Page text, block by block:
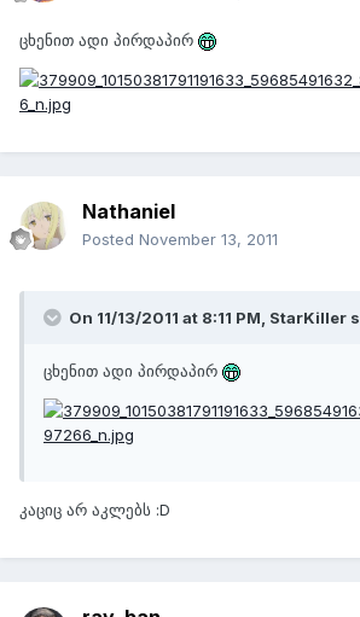
ცხენით ადი პირდაპირ
Nathaniel
Posted November 13, 2011
On 11/13/2011 at 8:11 PM, StarKiller
ცხენით ადი პირდაპირ
კაციც არ აკლებს :D